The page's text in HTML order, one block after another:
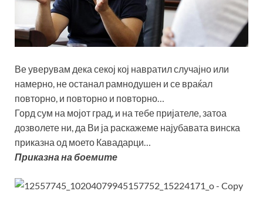
Ве уверувам дека секој кој навратил случајно или
намерно, не останал рамнодушен и се враќал
повторно, и повторно и повторно…
Горд сум на мојот град, и на тебе пријателе, затоа
дозволете ни, да Ви ја раскажеме најубавата винска
приказна од моето Кавадарци…
Приказна на боемите